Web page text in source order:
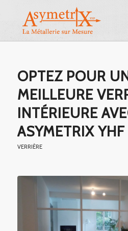
OPTEZ POUR
MEILLEURE
INTÉRIEURE
ASYMETRIX YHF
VERRIÈRE